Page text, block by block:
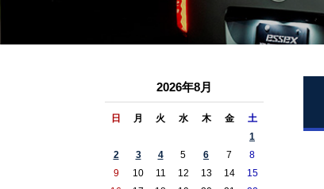
2026年8月
日 月 火 水 木 金 土
1
2
3 4 5 6 7
8
9
10 11 12 13 14
15